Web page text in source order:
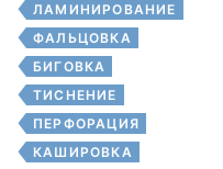
ЛАМИНИРОВАНИЕ
ФАЛЬЦОВКА
БИГОВКА
ТИСНЕНИЕ
ПЕРФОРАЦИЯ
КАШИРОВКА